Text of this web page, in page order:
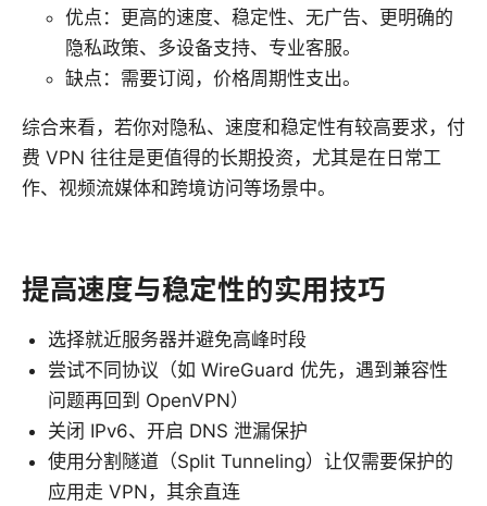
优点：更高的速度、稳定性、无广告、更明确的
隐私政策、多设备支持、专业客服。
缺点：需要订阅，价格周期性支出。
综合来看，若你对隐私、速度和稳定性有较高要求，付
费 VPN 往往是更值得的长期投资，尤其是在日常工
作、视频流媒体和跨境访问等场景中。
提高速度与稳定性的实用技巧
选择就近服务器并避免高峰时段
尝试不同协议（如 WireGuard 优先，遇到兼容性
问题再回到 OpenVPN）
关闭 IPv6、开启 DNS 泄漏保护
使用分割隧道（Split Tunneling）让仅需要保护的
应用走 VPN，其余直连